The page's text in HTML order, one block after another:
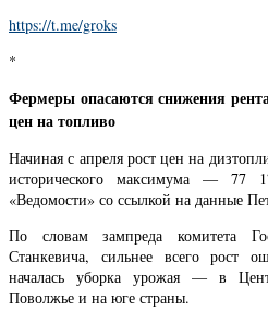
https://t.me/groks
*
Фермеры опасаются снижения
цен на топливо
Начиная с апреля рост цен на
исторического максимума — 77
«Ведомости» со ссылкой на данные
По словам зампреда комитета
Станкевича, сильнее всего рост
началась уборка урожая — в
Поволжье и на юге страны.